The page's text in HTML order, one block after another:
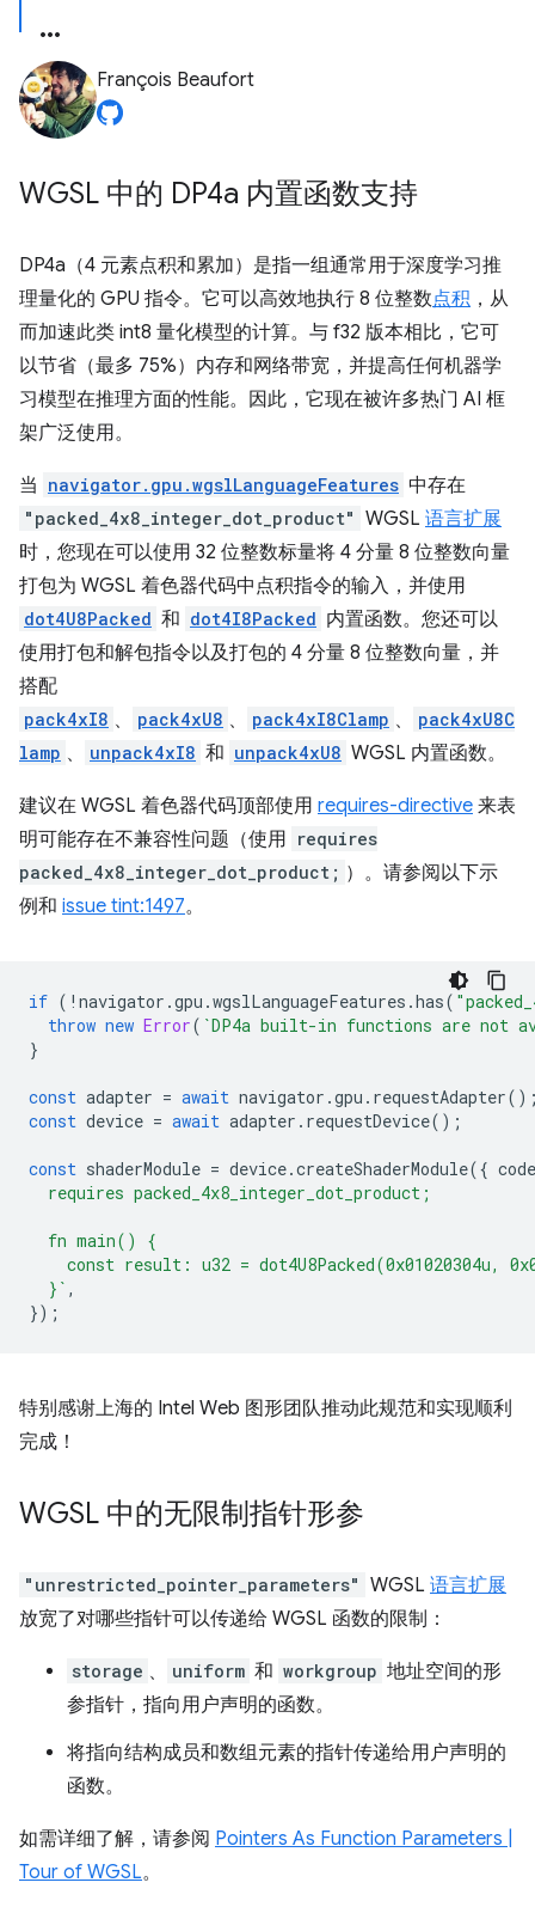
François Beaufort
WGSL 中的 DP4a 内置函数支持
DP4a（4 元素点积和累加）是指一组通常用于深度学习推
理量化的 GPU 指令。它可以高效地执行 8 位整数点积 ，从
而加速此类 int8 量化模型的计算。与 f32 版本相比，它可
以节省（最多 75%）内存和网络带宽，并提高任何机器学
习模型在推理方面的性能。因此，它现在被许多热门 AI 框
架广泛使用。
当 navigator.gpu.wgslLanguageFeatures 中存在
"packed_4x8_integer_dot_product" WGSL 语言扩展
时，您现在可以使用 32 位整数标量将 4 分量 8 位整数向量
打包为 WGSL 着色器代码中点积指令的输入，并使用
dot4U8Packed 和 dot4I8Packed 内置函数。您还可以
使用打包和解包指令以及打包的 4 分量 8 位整数向量，并
搭配
pack4xI8 、 pack4xU8 、 pack4xI8Clamp 、
pack4xU8C
lamp 、 unpack4xI8 和 unpack4xU8 WGSL 内置函数。
建议在 WGSL 着色器代码顶部使用 requires-directive 来表
明可能存在不兼容性问题（使用 requires
packed_4x8_integer_dot_product; ）。请参阅以下示
例和 issue tint:1497。
if ( ! navigator .gpu .wgslLanguageFeatures .has(
throw new Error( `DP4a built-in functions are not
}
const adapter = await navigator .gpu . requestAdapter
const device = await adapter . requestDevice();
const shaderModule = device.createShaderModule({ code
  requires packed_4x8_integer_dot_product;
  fn main() {
const result: u32 = dot4U8Packed(0x01020304u,
  }`
,
});
特别感谢上海的 Intel Web 图形团队推动此规范和实现顺利
完成！
WGSL 中的无限制指针形参
"unrestricted_pointer_parameters" WGSL 语言扩展
放宽了对哪些指针可以传递给 WGSL 函数的限制：
storage 、 uniform 和 workgroup 地址空间的形
参指针，指向用户声明的函数。
将指向结构成员和数组元素的指针传递给用户声明的
函数。
如需详细了解，请参阅 Pointers As Function Parameters |
Tour of WGSL。